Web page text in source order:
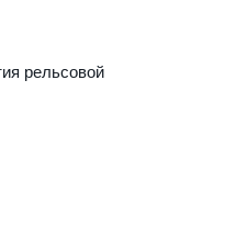
рельсовой